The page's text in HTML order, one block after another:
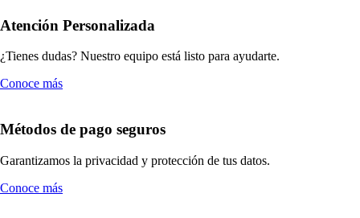
Atención Personalizada
¿Tienes dudas? Nuestro equipo está listo para ayudarte.
Conoce más
Métodos de pago seguros
Garantizamos la privacidad y protección de tus datos.
Conoce más